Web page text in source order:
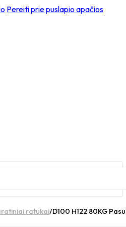
Pereiti prie puslapio apačios
ratukai/D100 H122 80KG